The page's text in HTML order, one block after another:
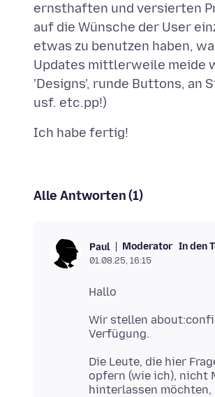
ernsthaften und versierten
auf die Wünsche der User
etwas zu benutzen haben,
Updates mittlerweile meide
'Designs', runde Buttons, an
Alle Antworten (1)
Paul Moderator In den
01.08.25, 16:15
Wir stellen
Die Leute, die hier
opfern (wie ich), nicht
hinterlassen möchten,